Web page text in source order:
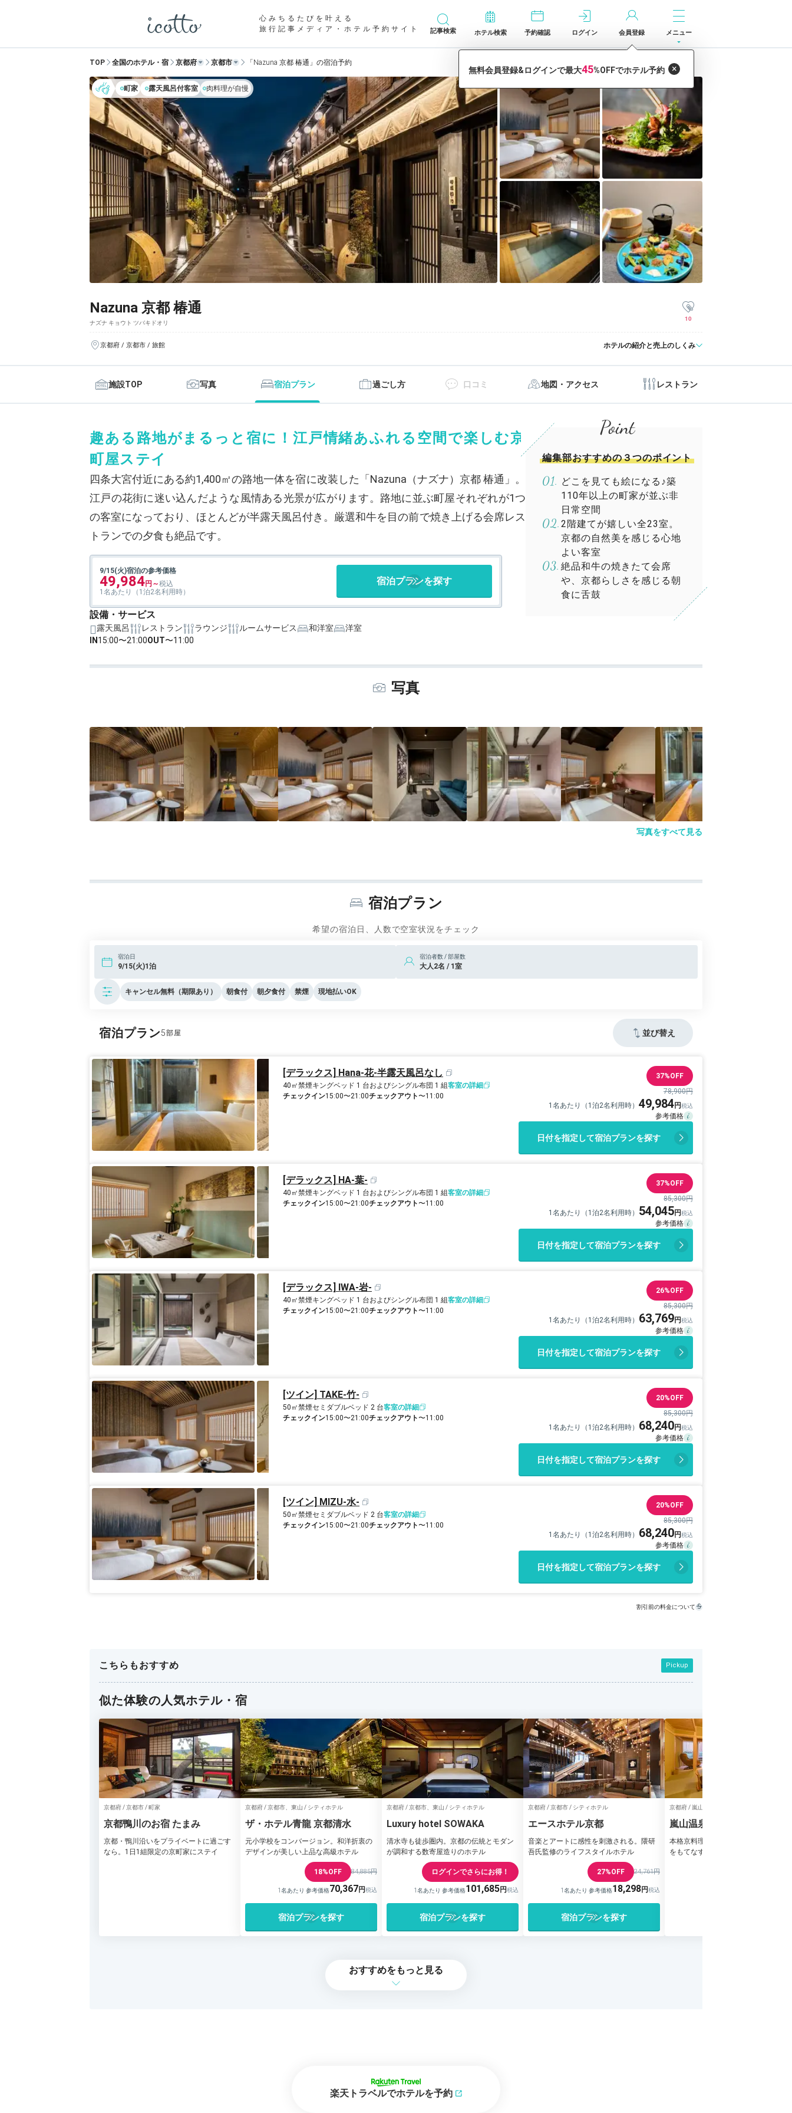
心みちるたびを叶える
旅行記事メディア・ホテル予約サイト
記事検索 ホテル検索 予約確認 ログイン 会員登録 メニュー
TOP 全国のホテル・宿 京都府 京都市 「Nazuna 京都 椿通」の宿泊予約
町家 露天風呂付客室 肉料理が自慢
Nazuna 京都 椿通
ナズナ キョウト ツバキドオリ
10
京都府 / 京都市 / 旅館 ホテルの紹介と売上のしくみ
施設TOP 写真 宿泊プラン 過ごし方 口コミ 地図・アクセス レストラン
趣ある路地がまるっと宿に！江戸情緒あふれる空間で楽しむ京
町屋ステイ
四条大宮付近にある約1,400㎡の路地一体を宿に改装した「Nazuna（ナズナ）京都 椿通」。
江戸の花街に迷い込んだような風情ある光景が広がります。路地に並ぶ町屋それぞれが1つ
の客室になっており、ほとんどが半露天風呂付き。厳選和牛を目の前で焼き上げる会席レス
トランでの夕食も絶品です。
9/15(火)宿泊の参考価格
49,984
1名あたり（1泊2名利用時）
宿泊プランを探す
設備・サービス
露天風呂 レストラン ラウンジ ルームサービス 和洋室
洋室
IN 15:00〜21:00OUT〜11:00
編集部おすすめの３つのポイント
どこを見ても絵になる♪築
110年以上の町家が並ぶ非
日常空間
2階建てが嬉しい全23室。
京都の自然美を感じる心地
よい客室
絶品和牛の焼きたて会席
や、京都らしさを感じる朝
食に舌鼓
写真
写真をすべて見る
宿泊プラン
希望の宿泊日、人数で空室状況をチェック
宿泊日
9/15(火)1泊
宿泊者数 / 部屋数
大人2名 / 1室
キャンセル無料（期限あり） 朝食付 朝夕食付 禁煙 現地払いOK
宿泊プラン5 並び替え
[デラックス] Hana-花-半露天風呂なし
40㎡禁煙キングベッド 1 台およびシングル布団 1 組客室の詳細
チェックイン15:00〜21:00チェックアウト〜11:00
37%OFF
78,900円
1名あたり（1泊2名利用時） 49,984
日付を指定して宿泊プランを探す
[デラックス] HA-葉-
40㎡禁煙キングベッド 1 台およびシングル布団 1 組客室の詳細
チェックイン15:00〜21:00チェックアウト〜11:00
37%OFF
85,300円
1名あたり（1泊2名利用時） 54,045
日付を指定して宿泊プランを探す
[デラックス] IWA-岩-
40㎡禁煙キングベッド 1 台およびシングル布団 1 組客室の詳細
チェックイン15:00〜21:00チェックアウト〜11:00
26%OFF
85,300円
1名あたり（1泊2名利用時） 63,769
日付を指定して宿泊プランを探す
[ツイン] TAKE-竹-
50㎡禁煙セミダブルベッド 2 台客室の詳細
チェックイン15:00〜21:00チェックアウト〜11:00
20%OFF
85,300円
1名あたり（1泊2名利用時） 68,240
日付を指定して宿泊プランを探す
[ツイン] MIZU-水-
50㎡禁煙セミダブルベッド 2 台客室の詳細
チェックイン15:00〜21:00チェックアウト〜11:00
20%OFF
85,300円
1名あたり（1泊2名利用時） 68,240
日付を指定して宿泊プランを探す
割引前の料金について
こちらもおすすめ Pickup
似た体験の人気ホテル・宿
京都府 / 京都市 / 町家
京都鴨川のお宿 たまみ
京都・鴨川沿いをプライベートに過ごす
なら。1日1組限定の京町家にステイ
京都府 / 京都市、東山 / シティホテル
ザ・ホテル青龍 京都清水
元小学校をコンバージョン。和洋折衷の
デザインが美しい上品な高級ホテル
18%OFF 84,885円
1名あたり 参考価格70,367
宿泊プランを探す
京都府 / 京都市、東山 / シティホテル
Luxury hotel SOWAKA
清水寺も徒歩圏内。京都の伝統とモダン
が調和する数寄屋造りのホテル
ログインでさらにお得！
1名あたり 参考価格101,685
宿泊プランを探す
京都府 / 京都市 / シティホテル
エースホテル京都
音楽とアートに感性を刺激される。隈研
吾氏監修のライフスタイルホテル
27%OFF 24,761円
1名あたり 参考価格18,298
宿泊プランを探す
京都府 / 嵐山 / 旅館
嵐山温泉 彩四季の宿 花筏
本格京料理を部屋食で♪美人の湯でゲ
をもてなす京都・嵐山温泉の旅館
おすすめをもっと見る
楽天トラベルでホテルを予約